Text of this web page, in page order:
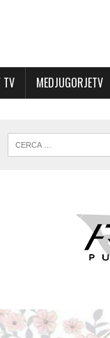
TV MEDJUGORJETV